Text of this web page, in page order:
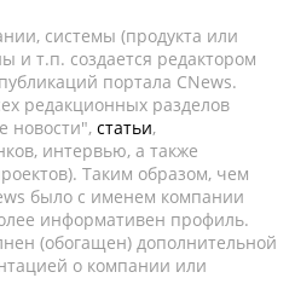
системы (продукта или
и т.п. создается редактором
портала CNews.
редакционных разделов
новости", статьи,
интервью, а также
Таким образом, чем
было с именем компании
информативен профиль.
(обогащен) дополнительной
о компании или